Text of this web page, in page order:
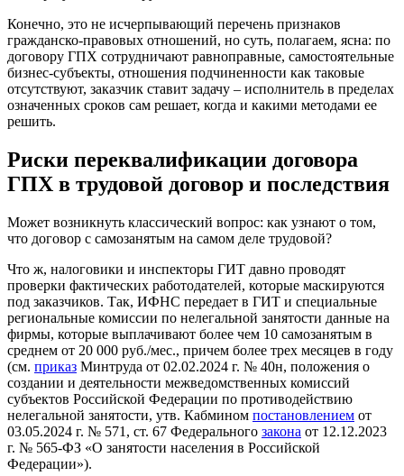
Конечно, это не исчерпывающий перечень признаков
гражданско-правовых отношений, но суть, полагаем, ясна: по
договору ГПХ сотрудничают равноправные, самостоятельные
бизнес-субъекты, отношения подчиненности как таковые
отсутствуют, заказчик ставит задачу – исполнитель в пределах
означенных сроков сам решает, когда и какими методами ее
решить.
Риски переквалификации договора
ГПХ в трудовой договор и последствия
Может возникнуть классический вопрос: как узнают о том,
что договор с самозанятым на самом деле трудовой?
Что ж, налоговики и инспекторы ГИТ давно проводят
проверки фактических работодателей, которые маскируются
под заказчиков. Так, ИФНС передает в ГИТ и специальные
региональные комиссии по нелегальной занятости данные на
фирмы, которые выплачивают более чем 10 самозанятым в
среднем от 20 000 руб./мес., причем более трех месяцев в году
(см. приказ Минтруда от 02.02.2024 г. № 40н, положения о
создании и деятельности межведомственных комиссий
субъектов Российской Федерации по противодействию
нелегальной занятости, утв. Кабмином постановлением от
03.05.2024 г. № 571, ст. 67 Федерального закона от 12.12.2023
г. № 565-ФЗ «О занятости населения в Российской
Федерации»).